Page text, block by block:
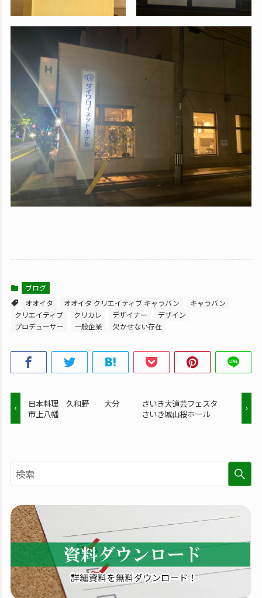
ブログ
オオイタ
オオイタ クリエイティブ キャラバン
キャラバン
クリエイティブ
クリカレ デザイナー
デザイン
プロデューサー
一般企業 欠かせない存在
日本料理 久和野 大分
市上八幡
さいき大道芸フェスタ
さいき城山桜ホール